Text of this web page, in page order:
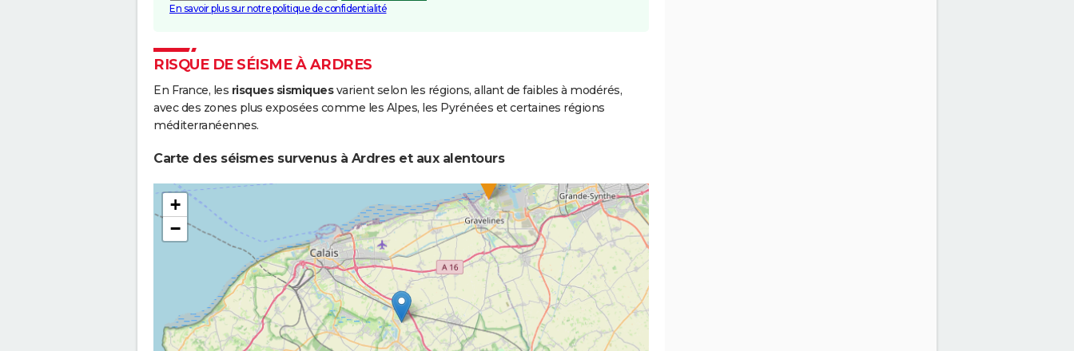
En savoir plus sur notre politique de confidentialité
RISQUE DE SÉISME À ARDRES
En France, les risques sismiquesvarient selon les régions, allant de faibles à modérés,
avec des zones plus exposées comme les Alpes, les Pyrénées et certaines régions
méditerranéennes.
Carte des séismes survenus à Ardres et aux alentours
+
−